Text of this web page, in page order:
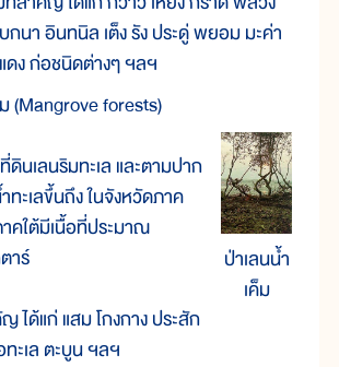
กนา อินทนิล เต็ง รัง ประดู่ พยอม มะค่า
ง ก่อชนิดต่างๆ ฯลฯ
(Mangrove forests)
ลนริมทะเล และตามปาก
ะเลขึ้นถึง ในจังหวัดภาค
คใต้มีเนื้อที่ประมาณ
าร์
ได้แก่ แสม โกงกาง ประสัก
ะเล ตะบูน ฯลฯ
ป่าเลนน้ำ
เค็ม